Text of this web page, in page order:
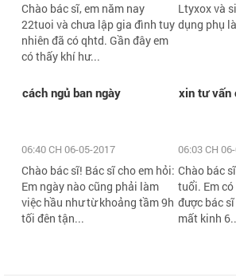
Chào bác sĩ, em năm nay
22tuoi và chưa lập gia đình tuy
nhiên đã có qhtd. Gần đây em
có thấy khí hư...
Ltyxox và
dụng phụ
cách ngủ ban ngày
06:40 CH 06-05-2017
Chào bác sĩ! Bác sĩ cho em hỏi:
Em ngày nào cũng phải làm
việc hầu như từ khoảng tầm 9h
tối đên tận...
xin tư vấn
06:03 CH
Chào bác
tuổi. Em
được bác
mất kinh